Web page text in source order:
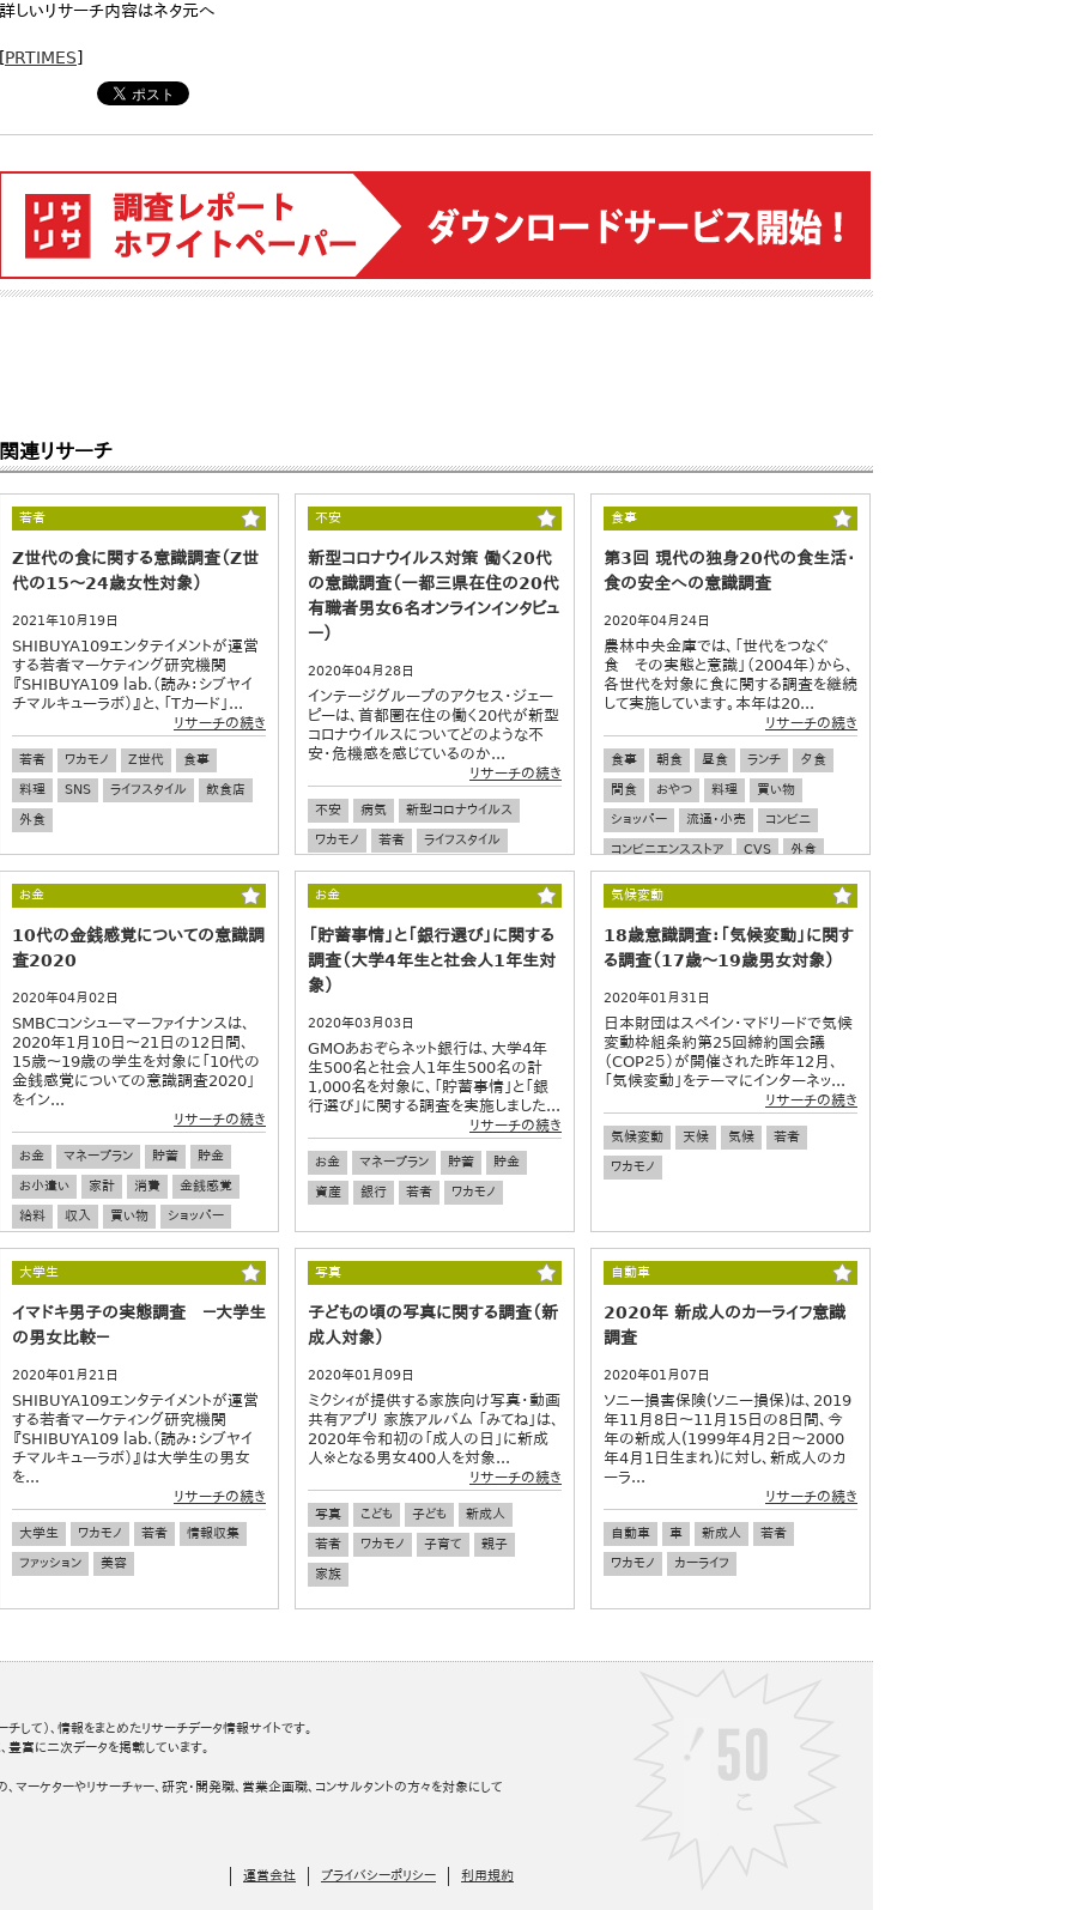
詳しいリサーチ内容はネタ元へ
[PRTIMES]
関連リサーチ
若者
Z世代の食に関する意識調査（Z世
代の15～24歳女性対象）
2021年10月19日
SHIBUYA109エンタテイメントが運営
する若者マーケティング研究機関
『SHIBUYA109 lab.（読み：シブヤイ
チマルキューラボ）』と、「Tカード」...
リサーチの続き
若者 ワカモノ Z世代
食事
料理
SNS ライフスタイル
飲食店
外食
不安
新型コロナウイルス対策 働く20代
の意識調査（一都三県在住の20代
有職者男女6名オンラインインタビュ
ー）
2020年04月28日
インテージグループのアクセス・ジェー
ピーは、首都圏在住の働く20代が新型
コロナウイルスについてどのような不
安・危機感を感じているのか...
リサーチの続き
不安 病気
新型コロナウイルス
ワカモノ
若者 ライフスタイル
食事
第3回 現代の独身20代の食生活・
食の安全への意識調査
2020年04月24日
農林中央金庫では、「世代をつなぐ
食 その実態と意識」（2004年）から、
各世代を対象に食に関する調査を継続
して実施しています。本年は20...
リサーチの続き
食事 朝食 昼食 ランチ
夕食
間食
おやつ 料理
買い物
ショッパー
流通・小売
コンビニ
コンビニエンスストア
CVS
外食
食生活
若者 ワカモノ
お金
10代の金銭感覚についての意識調
査2020
2020年04月02日
SMBCコンシューマーファイナンスは、
2020年1月10日～21日の12日間、
15歳～19歳の学生を対象に「10代の
金銭感覚についての意識調査2020」
をイン...
リサーチの続き
お金 マネープラン 貯蓄
貯金
お小遣い
家計 消費
金銭感覚
給料
収入 買い物
ショッパー
決済
電子決済 若者 ワカモノ
お金
「貯蓄事情」と「銀行選び」に関する
調査（大学4年生と社会人1年生対
象）
2020年03月03日
GMOあおぞらネット銀行は、大学4年
生500名と社会人1年生500名の計
1,000名を対象に、「貯蓄事情」と「銀
行選び」に関する調査を実施しました...
リサーチの続き
お金 マネープラン 貯蓄
貯金
資産
銀行 若者 ワカモノ
気候変動
18歳意識調査：「気候変動」に関す
る調査（17歳～19歳男女対象）
2020年01月31日
日本財団はスペイン・マドリードで気候
変動枠組条約第25回締約国会議
（COP２５）が開催された昨年12月、
「気候変動」をテーマにインターネッ...
リサーチの続き
気候変動 天候 気候
若者
ワカモノ
大学生
イマドキ男子の実態調査 －大学生
の男女比較－
2020年01月21日
SHIBUYA109エンタテイメントが運営
する若者マーケティング研究機関
『SHIBUYA109 lab.（読み：シブヤイ
チマルキューラボ）』は大学生の男女
を...
リサーチの続き
大学生 ワカモノ 若者
情報収集
ファッション
美容
写真
子どもの頃の写真に関する調査（新
成人対象）
2020年01月09日
ミクシィが提供する家族向け写真・動画
共有アプリ 家族アルバム 「みてね」は、
2020年令和初の「成人の日」に新成
人※となる男女400人を対象...
リサーチの続き
写真 こども 子ども
新成人
若者
ワカモノ 子育て
親子
家族
自動車
2020年 新成人のカーライフ意識
調査
2020年01月07日
ソニー損害保険(ソニー損保)は、2019
年11月8日〜11月15日の8日間、今
年の新成人(1999年4月2日〜2000
年4月1日生まれ)に対し、新成人のカ
ーラ...
リサーチの続き
自動車 車 新成人
若者
ワカモノ
カーライフ
して）、情報をまとめたリサーチデータ情報サイトです。
富に二次データを掲載しています。
マーケターやリサーチャー、研究・開発職、営業企画職、コンサルタントの方々を対象にして
利用規約
プライバシーポリシー
運営会社